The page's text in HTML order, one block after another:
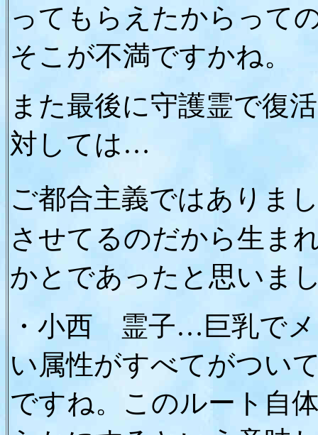
ってもらえたからって
そこが不満ですかね。
また最後に守護霊で復
対しては…
ご都合主義ではありま
させてるのだから生ま
かとであったと思いま
・小西 霊子…巨乳で
い属性がすべてがつい
ですね。このルート自